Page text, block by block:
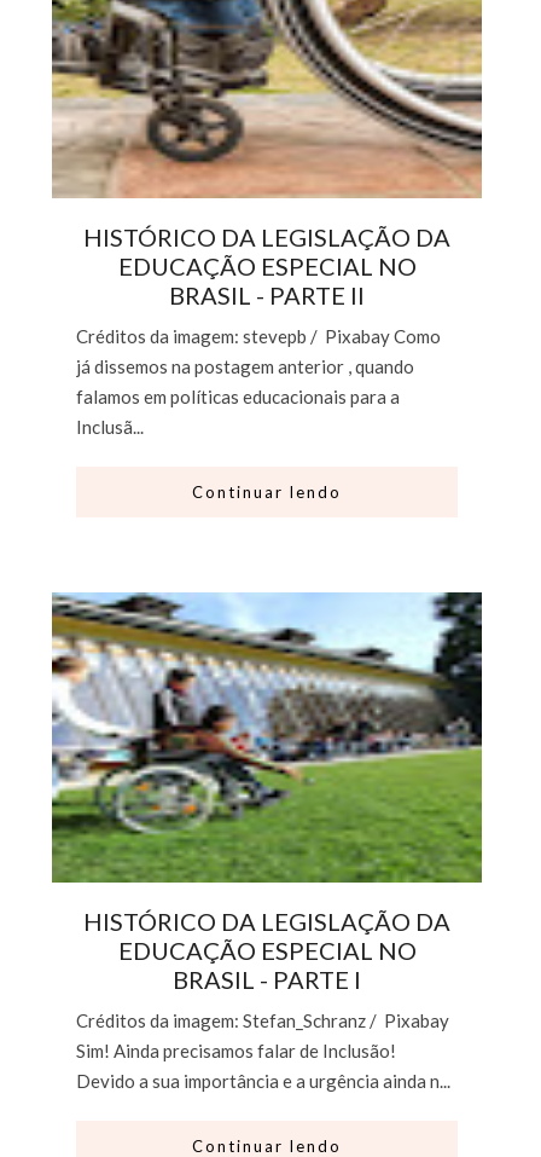
HISTÓRICO DA LEGISLAÇÃO DA
EDUCAÇÃO ESPECIAL NO
BRASIL - PARTE II
Créditos da imagem: stevepb / Pixabay Como
já dissemos na postagem anterior , quando
falamos em políticas educacionais para a
Inclusã...
Continuar lendo
HISTÓRICO DA LEGISLAÇÃO DA
EDUCAÇÃO ESPECIAL NO
BRASIL - PARTE I
Créditos da imagem: Stefan_Schranz / Pixabay
Sim! Ainda precisamos falar de Inclusão!
Devido a sua importância e a urgência ainda n...
Continuar lendo